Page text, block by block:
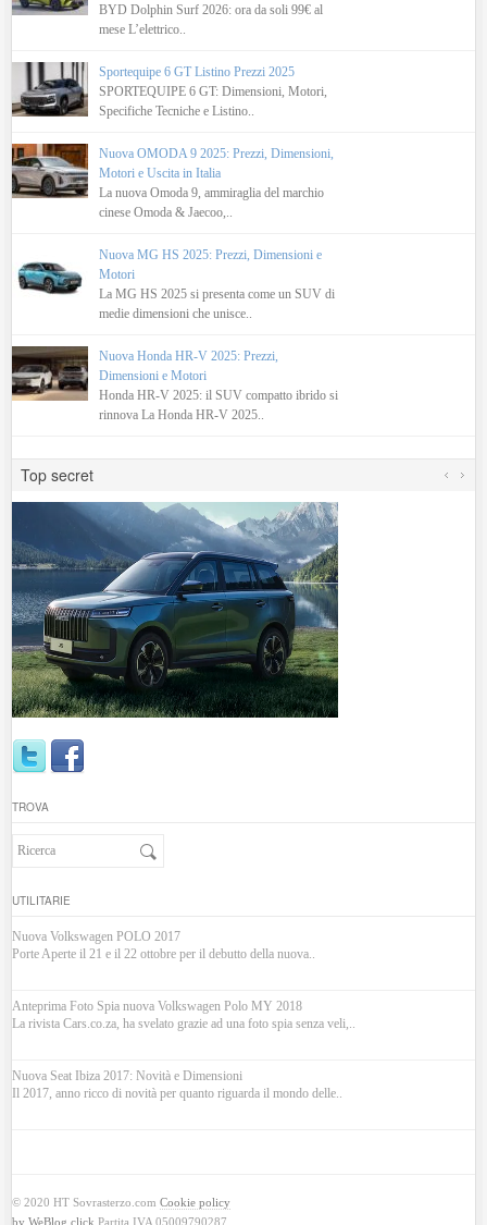
BYD Dolphin Surf 2026: ora da soli 99€ al
mese L’elettrico..
Sportequipe 6 GT Listino Prezzi 2025
SPORTEQUIPE 6 GT: Dimensioni, Motori,
Specifiche Tecniche e Listino..
Nuova OMODA 9 2025: Prezzi, Dimensioni,
Motori e Uscita in Italia
La nuova Omoda 9, ammiraglia del marchio
cinese Omoda & Jaecoo,..
Nuova MG HS 2025: Prezzi, Dimensioni e
Motori
La MG HS 2025 si presenta come un SUV di
medie dimensioni che unisce..
Nuova Honda HR-V 2025: Prezzi,
Dimensioni e Motori
Honda HR-V 2025: il SUV compatto ibrido si
rinnova La Honda HR-V 2025..
Top secret
TROVA
UTILITARIE
Nuova Volkswagen POLO 2017
Porte Aperte il 21 e il 22 ottobre per il debutto della nuova..
Anteprima Foto Spia nuova Volkswagen Polo MY 2018
La rivista Cars.co.za, ha svelato grazie ad una foto spia senza veli,..
Nuova Seat Ibiza 2017: Novità e Dimensioni
Il 2017, anno ricco di novità per quanto riguarda il mondo delle..
© 2020 HT Sovrasterzo.comCookie policy
by WeBlog.click Partita IVA 05009790287